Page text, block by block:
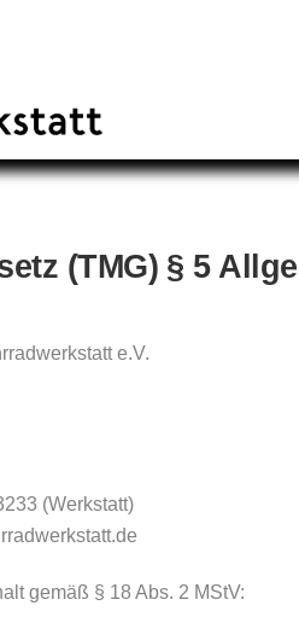
(TMG) § 5
e.V.
(Werkstatt)
gemäß § 18 Abs. 2 MStV: